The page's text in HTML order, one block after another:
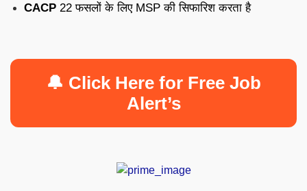
CACP 22 फसलों के लिए MSP की सिफारिश करता है
🔔 Click Here for Free Job
Alert’s